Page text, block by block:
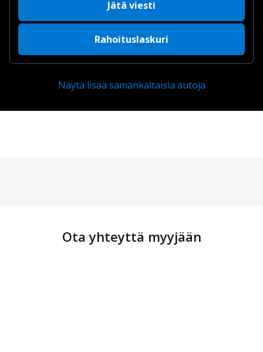
Jätä viesti
Rahoituslaskuri
Näytä lisää samankaltaisia autoja
Ota yhteyttä myyjään